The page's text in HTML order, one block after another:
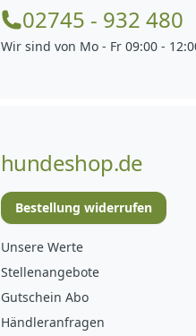
02745 - 932 480
Wir sind von Mo - Fr 09:00 -
hundeshop.de
Bestellung widerrufen
Unsere Werte
Stellenangebote
Gutschein Abo
Händleranfragen